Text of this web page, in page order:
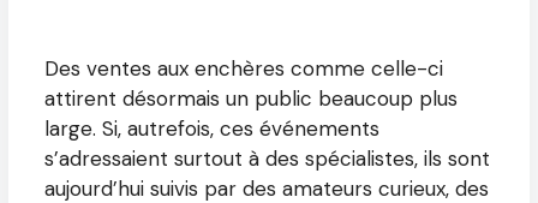
Des ventes aux enchères comme celle-ci
attirent désormais un public beaucoup plus
large. Si, autrefois, ces événements
s’adressaient surtout à des spécialistes, ils sont
aujourd’hui suivis par des amateurs curieux, des